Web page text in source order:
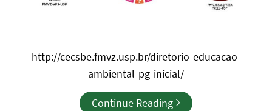
http://cecsbe.fmvz.usp.br/diretorio-educacao-
ambiental-pg-inicial/
Continue Reading